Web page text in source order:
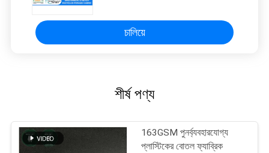
চালিয়ে
শীর্ষ পণ্য
163GSM পুনর্ব্যবহারযোগ্য
প্লাস্টিকের বোতল ফ্যাব্রিক